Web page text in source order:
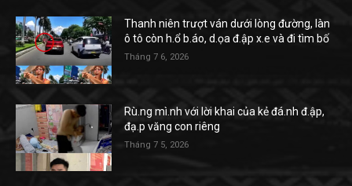
Thanh niên trượt ván dưới lòng đường, làn
ô tô còn h.ổ b.áo, d.ọa đ.ập x.e và đi tìm bố
Tháng 7 6, 2026
Rù.ng mì.nh với lời khai của kẻ đá.nh đ.ập,
đạ.p văng con riêng
Tháng 7 5, 2026